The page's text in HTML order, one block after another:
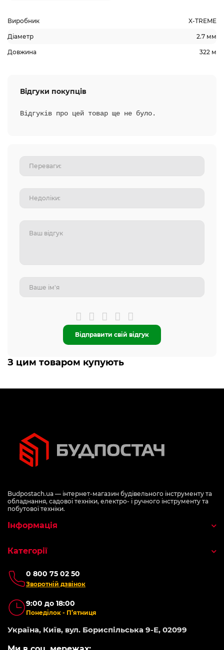
Виробник X-TREME
Діаметр 2.7 мм
Довжина 322 м
Відгуки покупців
Відгуків про цей товар ще не було.
Відправити свій відгук
З цим товаром купують
Budpostach.ua — інтернет-магазин будівельного інструменту та
обладнання, садової техніки, електро- і ручного інструменту та
побутової техніки.
0 800 75 02 50
Зворотній дзвінок
9:00 до 18:00
Понеділок - П’ятниця
Україна, Київ, вул. Бориспільська 9-Е, 02099
Інформація
Категорії